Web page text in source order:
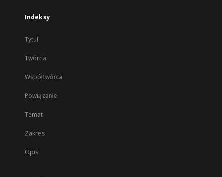
Indeksy
Tytuł
Twórca
Współtwórca
Powiązanie
Temat
Zakres
Opis